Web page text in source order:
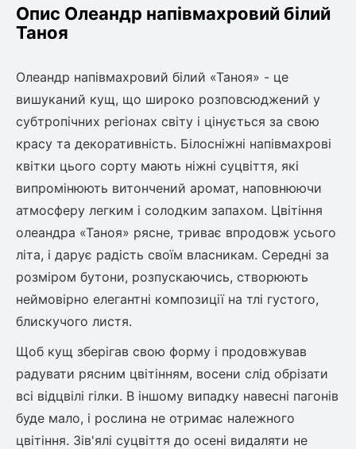
Опис Олеандр напівмахровий білий
Таноя
Олеандр напівмахровий білий «Таноя» - це
вишуканий кущ, що широко розповсюджений у
субтропічних регіонах світу і цінується за свою
красу та декоративність. Білосніжні напівмахрові
квітки цього сорту мають ніжні суцвіття, які
випромінюють витончений аромат, наповнюючи
атмосферу легким і солодким запахом. Цвітіння
олеандра «Таноя» рясне, триває впродовж усього
літа, і дарує радість своїм власникам. Середні за
розміром бутони, розпускаючись, створюють
неймовірно елегантні композиції на тлі густого,
блискучого листя.
Щоб кущ зберігав свою форму і продовжував
радувати рясним цвітінням, восени слід обрізати
всі відцвілі гілки. В іншому випадку навесні пагонів
буде мало, і рослина не отримає належного
цвітіння. Зів'ялі суцвіття до осені видаляти не